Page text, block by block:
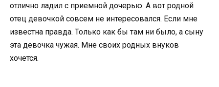
отлично ладил с приемной дочерью. А вот родной
отец девочкой совсем не интересовался. Если мне
известна правда. Только как бы там ни было, а сыну
эта девочка чужая. Мне своих родных внуков
хочется.